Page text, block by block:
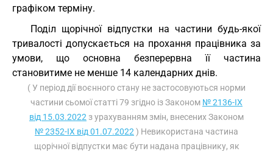
графіком терміну.
Поділ щорічної відпустки на частини будь-якої
тривалості допускається на прохання працівника за
умови, що основна безперервна її частина
становитиме не менше 14 календарних днів.
( У період дії воєнного стану не застосовуються норми
частини сьомої статті 79 згідно із Законом № 2136-IX
від 15.03.2022 з урахуванням змін, внесених Законом
№ 2352-IX від 01.07.2022 ) Невикористана частина
щорічної відпустки має бути надана працівнику, як